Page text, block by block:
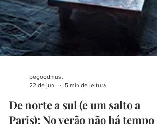
22 de jun.
5 min de leitura